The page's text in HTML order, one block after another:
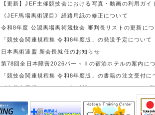
《全日本馬場PartⅠ》実施要項について
《全日本障害PartⅡ》受付終了＆選手交代について
【リマインド】《全日本障害PartⅡ》資格馬発表＆エン
《令和8年度総合馬術コースデザイナー講習会》実施要
【更新】JEF主催競技会における写真・動画の利用ガイ
《JEF馬場馬術課目》経路用紙の修正について
令和8年度 公認馬場馬術競技会 審判長リストの更新につ
「競技会関連規程集 令和8年度版」の発送予定について
日本馬術連盟 新会長就任のお知らせ
第78回全日本障害2026パートⅡの宿泊ホテルの案内につ
「競技会関連規程集 令和8年度版」の書籍の注文受付
《全日本馬場PartⅡ･CDI》特設サイト、リストバンド
《アジア大会》無線機器の周波数申請（第２次締切）に
「競技会関連規程集 令和8年度版」の書籍の注文受付を